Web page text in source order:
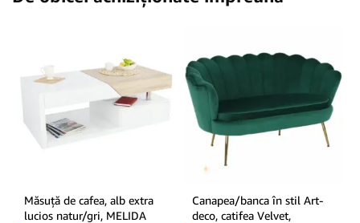
Măsuţă de cafea, alb extra
lucios natur/gri, MELIDA
Canapea/banca în stil Art-
deco, catifea Velvet,